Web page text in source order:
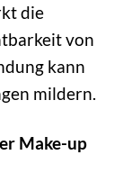
die
von
kann
mildern.
Make-up